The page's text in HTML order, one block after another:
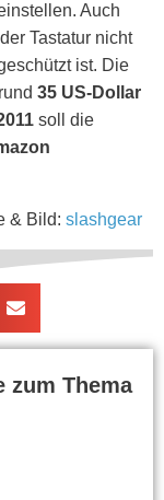
Auch
Tastatur nicht
ist. Die
35 US-Dollar
soll die
& Bild: slashgear
zum Thema